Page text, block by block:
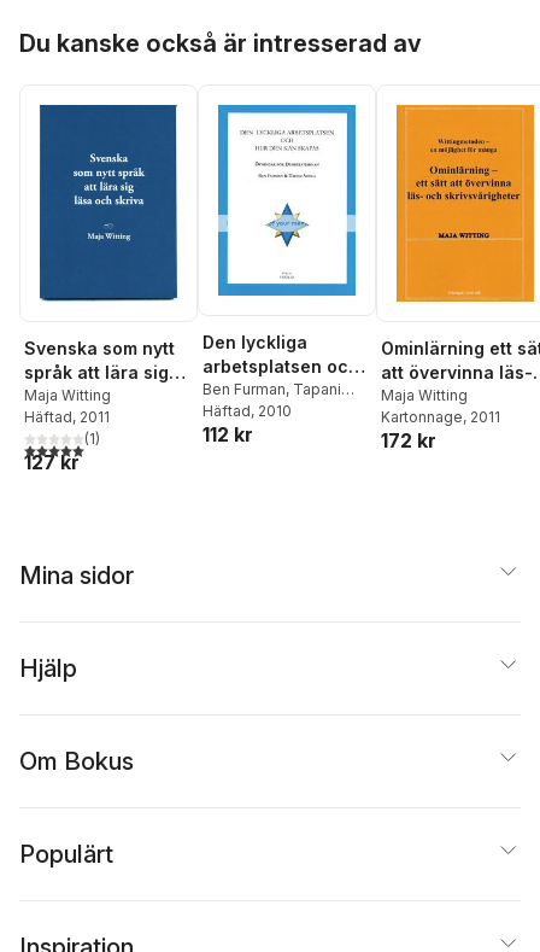
Du kanske också är intresserad av
Svenska som nytt
språk att lära sig
läsa och skriva
Maja Witting
Häftad, 2011
5,0utav 5 stjärnor. Totalt antal röster:
(1)
127 kr
Den lyckliga
arbetsplatsen och
hur den kan skapas
: övningar för
dubbelstjärnan
Ben Furman, Tapani
Ahola
Häftad, 2010
112 kr
Ominlärning ett
att övervinna läs-
och
skrivsvårigheter
Maja Witting
Kartonnage, 2011
172 kr
Mina sidor
Hjälp
Om Bokus
Populärt